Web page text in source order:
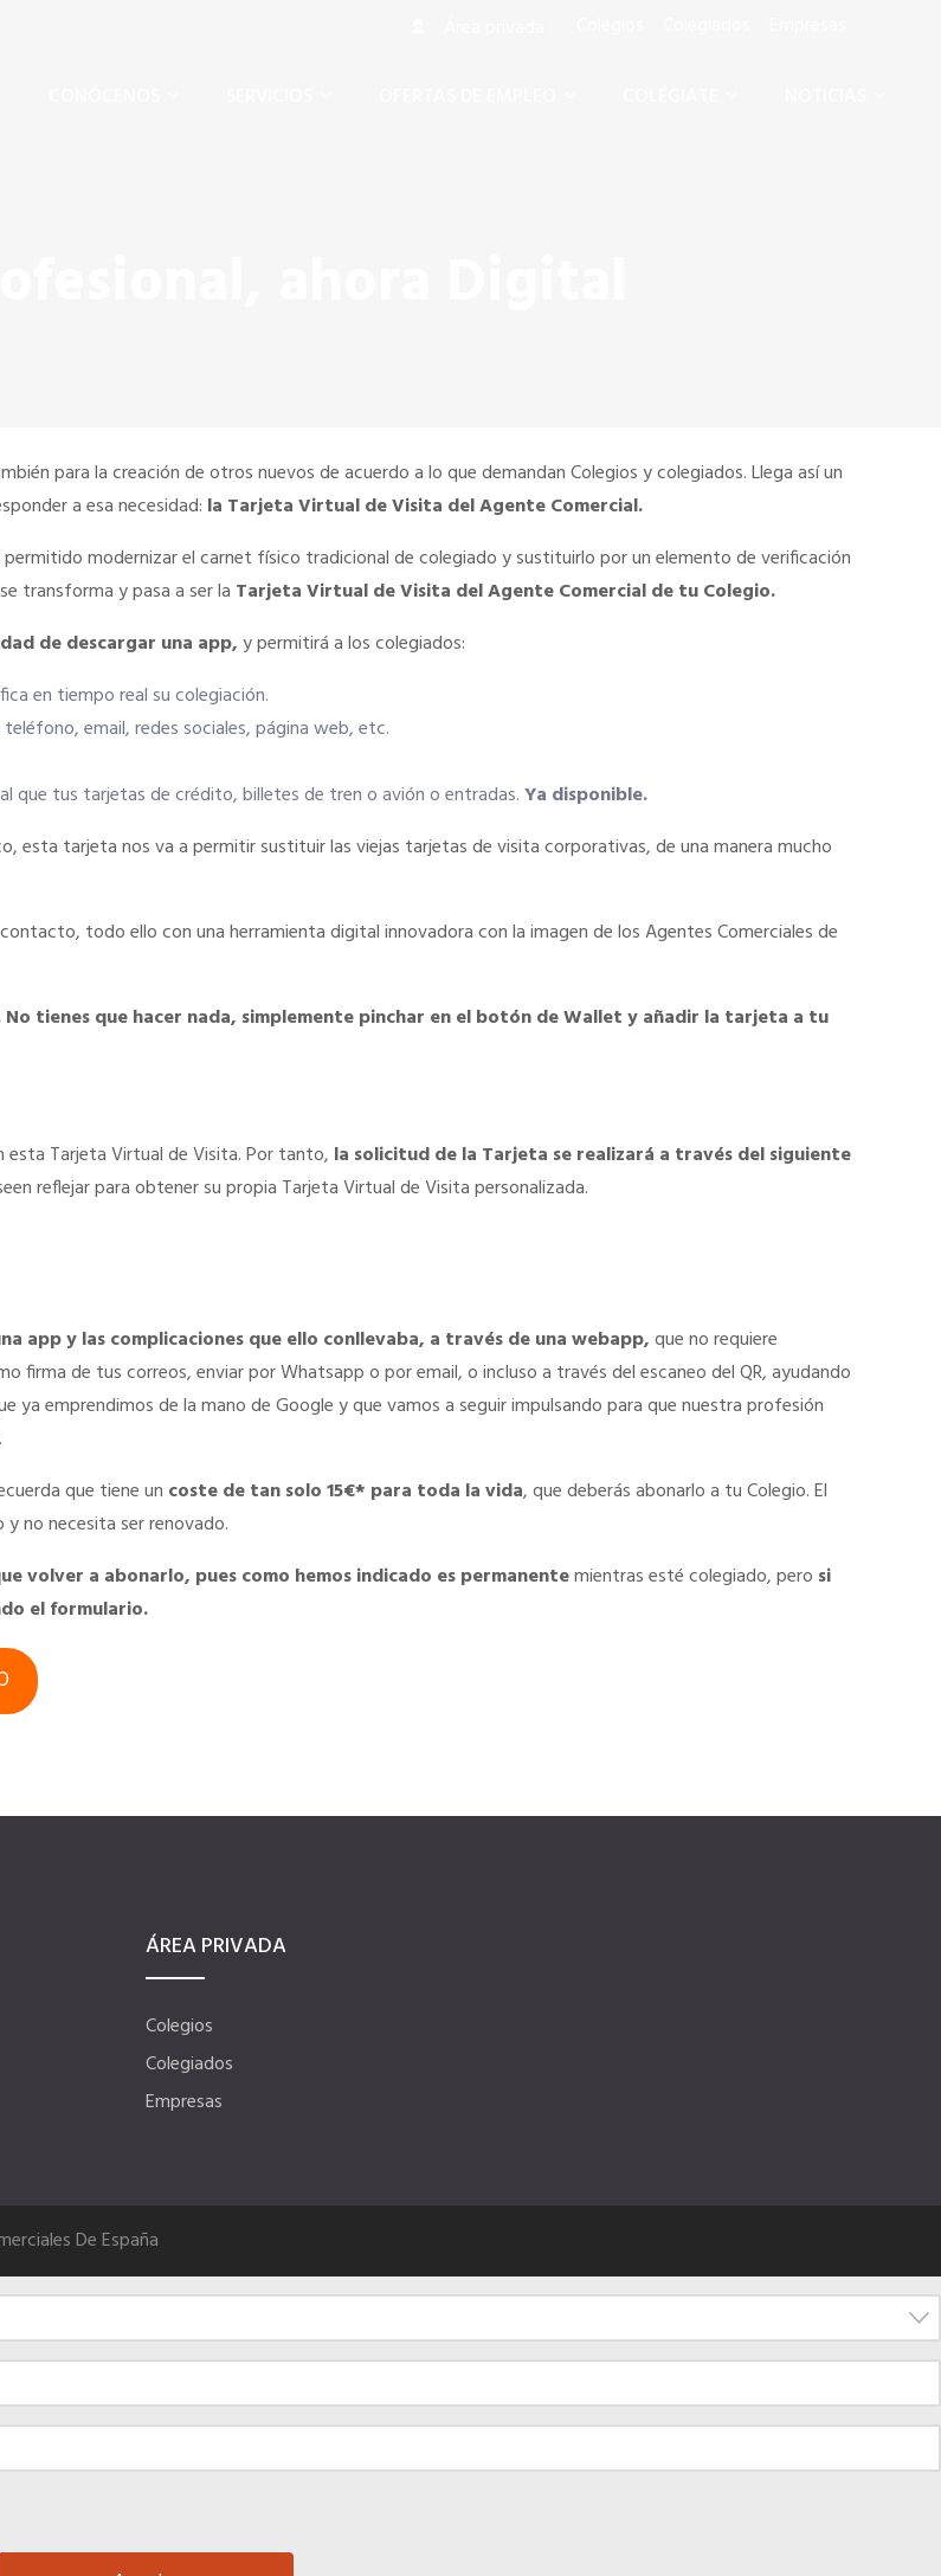
para la creación de otros nuevos de acuerdo a lo que demandan Colegios y colegiados. Llega así un
a esa necesidad: la Tarjeta Virtual de Visita del Agente Comercial.
modernizar el carnet físico tradicional de colegiado y sustituirlo por un elemento de verificación
transforma y pasa a ser la Tarjeta Virtual de Visita del Agente Comercial de tu Colegio.
de descargar una app,y permitirá a los colegiados:
en tiempo real su colegiación.
teléfono, email, redes sociales, página web, etc.
que tus tarjetas de crédito, billetes de tren o avión o entradas.Ya disponible.
esta tarjeta nos va a permitir sustituir las viejas tarjetas de visita corporativas, de una manera mucho
todo ello con una herramienta digital innovadora con la imagen de los Agentes Comerciales de
tienes que hacer nada, simplemente pinchar en el botón de Wallet y añadir la tarjeta a tu
Tarjeta Virtual de Visita. Por tanto, la solicitud de la Tarjeta se realizará a través del siguiente
reflejar para obtener su propia Tarjeta Virtual de Visita personalizada.
app y las complicaciones que ello conllevaba, a través de una webapp,que no requiere
firma de tus correos, enviar por Whatsapp o por email, o incluso a través del escaneo del QR, ayudando
emprendimos de la mano de Google y que vamos a seguir impulsando para que nuestra profesión
que tiene un coste de tan solo 15€* para toda la vida, que deberás abonarlo a tu Colegio. El
no necesita ser renovado.
volver a abonarlo, pues como hemos indicado es permanentemientras esté colegiado, pero si
el formulario.
ÁREA PRIVADA
Colegios
Colegiados
Empresas
De España